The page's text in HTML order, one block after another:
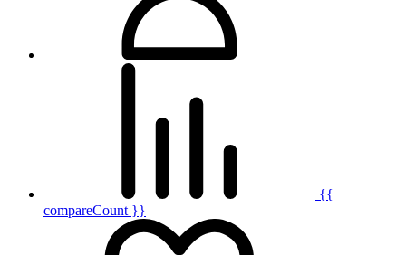
{{
compareCount }}